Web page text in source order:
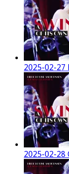
2025-02-27
2025-02-28